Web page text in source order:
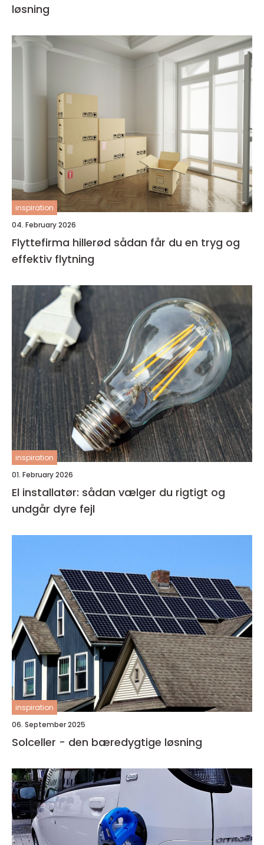
løsning
inspiration
04. February 2026
Flyttefirma hillerød sådan får du en tryg og
effektiv flytning
inspiration
01. February 2026
El installatør: sådan vælger du rigtigt og
undgår dyre fejl
inspiration
06. September 2025
Solceller - den bæredygtige løsning